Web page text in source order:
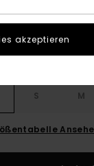
S M
akzeptieren